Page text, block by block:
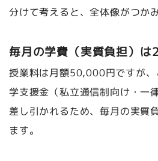
分けて考えると、全体像がつか
毎月の学費（実質負担）
授業料は月額50,000円ですが
学支援金（私立通信制向け・
差し引かれるため、毎月の実質
ます。